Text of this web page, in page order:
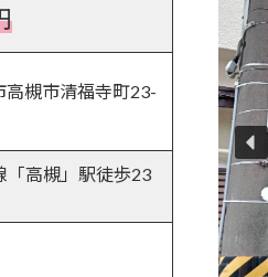
高槻市清福寺町23-
「高槻」駅徒歩23